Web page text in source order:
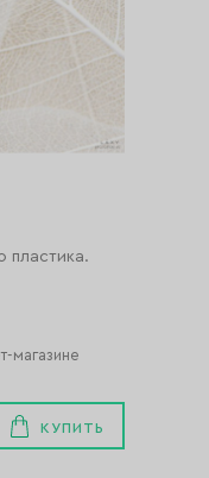
пластика.
магазине
КУПИТЬ